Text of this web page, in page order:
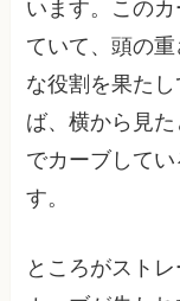
います。この
ていて、頭の
な役割を果た
ば、横から見
でカーブして
す。
ところがスト